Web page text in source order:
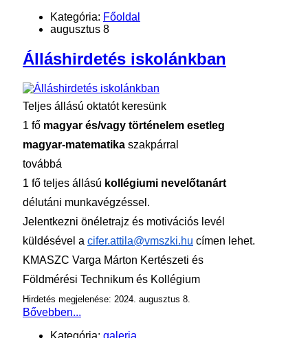
Kategória: Főoldal
augusztus 8
Álláshirdetés iskolánkban
Teljes állású oktatót keresünk
1 fő magyar és/vagy történelem esetleg
magyar-matematika szakpárral
továbbá
1 fő teljes állású kollégiumi nevelőtanárt
délutáni munkavégzéssel.
Jelentkezni önéletrajz és motivációs levél
küldésével a cifer.attila@vmszki.hu címen lehet.
KMASZC Varga Márton Kertészeti és
Földmérési Technikum és Kollégium
Hirdetés megjelenése: 2024. augusztus 8.
Bővebben...
Kategória: galeria